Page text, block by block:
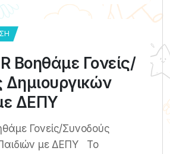
Βοηθάμε Γονείς/
Δημιουργικών
ΔΕΠΥ
Γονείς/Συνοδούς
με ΔΕΠΥ Το